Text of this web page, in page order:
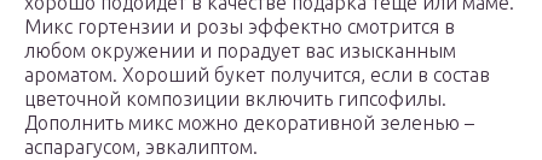
Микс гортензии и розы эффектно смотрится в
любом окружении и порадует вас изысканным
ароматом. Хороший букет получится, если в состав
цветочной композиции включить гипсофилы.
Дополнить микс можно декоративной зеленью –
аспарагусом, эвкалиптом.